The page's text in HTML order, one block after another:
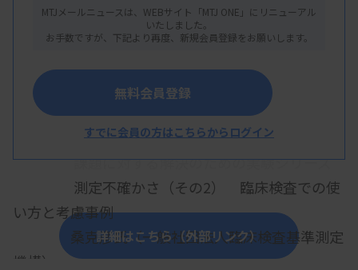
概 要
【プログラム】
・演題1：TSCC顧問からのメッセージ
検査過誤への対応
課題に対する解決のための実験シリーズ
測定不確かさ（その2） 臨床検査での使
い方と考慮事例
桑克彦氏（一般社団法人臨床検査基準測定
機構）
詳細はこちら（外部リンク）
MTJメールニュースは、WEBサイト「MTJ ONE」にリニューアル
いたしました。
お手数ですが、下記より再度、新規会員登録をお願いします。
無料会員登録
すでに会員の方はこちらからログイン